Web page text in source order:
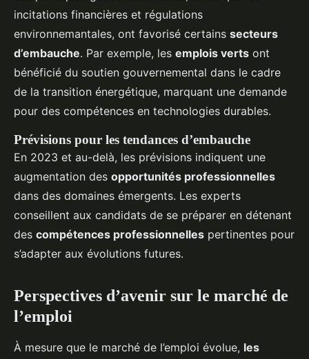
incitations financières et régulations
environnemantales, ont favorisé certains secteurs
d’embauche. Par exemple, les emplois verts ont
bénéficié du soutien gouvernemental dans le cadre
de la transition énergétique, marquant une demande
pour des compétences en technologies durables.
Prévisions pour les tendances d’embauche
En 2023 et au-delà, les prévisions indiquent une
augmentation des opportunités professionnelles
dans des domaines émergents. Les experts
conseillent aux candidats de se préparer en détenant
des compétences professionnelles pertinentes pour
s’adapter aux évolutions futures.
Perspectives d’avenir sur le marché de
l’emploi
À mesure que le marché de l’emploi évolue, les